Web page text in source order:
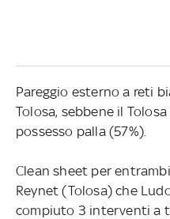
Pareggio esterno a reti
Tolosa, sebbene il
possesso palla (57%).
Clean sheet per
Reynet (Tolosa) che
compiuto 3 interventi a